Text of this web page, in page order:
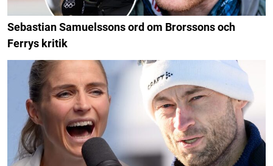
Sebastian Samuelssons ord om Brorssons och
Ferrys kritik